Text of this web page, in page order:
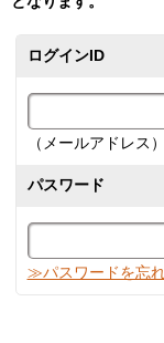
ログインID
（メールアドレス）
パスワード
≫パスワードを忘